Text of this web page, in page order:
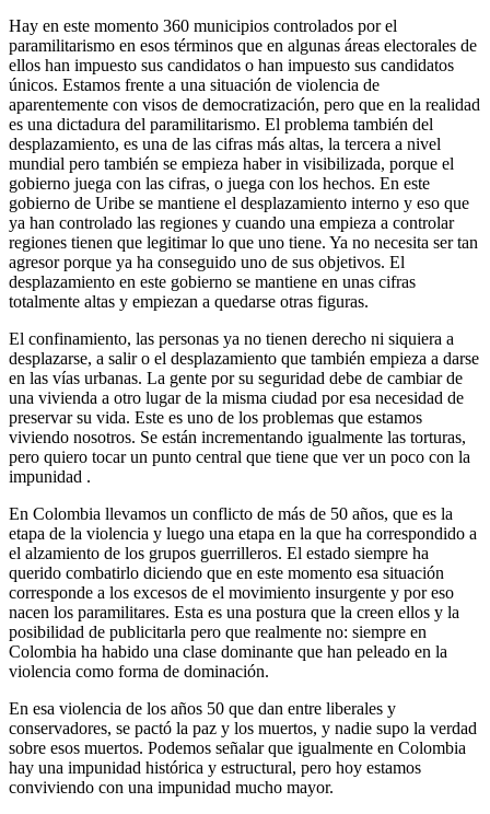
Hay en este momento 360 municipios controlados por el
paramilitarismo en esos términos que en algunas áreas electorales de
ellos han impuesto sus candidatos o han impuesto sus candidatos
únicos. Estamos frente a una situación de violencia de
aparentemente con visos de democratización, pero que en la realidad
es una dictadura del paramilitarismo. El problema también del
desplazamiento, es una de las cifras más altas, la tercera a nivel
mundial pero también se empieza haber in visibilizada, porque el
gobierno juega con las cifras, o juega con los hechos. En este
gobierno de Uribe se mantiene el desplazamiento interno y eso que
ya han controlado las regiones y cuando una empieza a controlar
regiones tienen que legitimar lo que uno tiene. Ya no necesita ser tan
agresor porque ya ha conseguido uno de sus objetivos. El
desplazamiento en este gobierno se mantiene en unas cifras
totalmente altas y empiezan a quedarse otras figuras.
El confinamiento, las personas ya no tienen derecho ni siquiera a
desplazarse, a salir o el desplazamiento que también empieza a darse
en las vías urbanas. La gente por su seguridad debe de cambiar de
una vivienda a otro lugar de la misma ciudad por esa necesidad de
preservar su vida. Este es uno de los problemas que estamos
viviendo nosotros. Se están incrementando igualmente las torturas,
pero quiero tocar un punto central que tiene que ver un poco con la
impunidad .
En Colombia llevamos un conflicto de más de 50 años, que es la
etapa de la violencia y luego una etapa en la que ha correspondido a
el alzamiento de los grupos guerrilleros. El estado siempre ha
querido combatirlo diciendo que en este momento esa situación
corresponde a los excesos de el movimiento insurgente y por eso
nacen los paramilitares. Esta es una postura que la creen ellos y la
posibilidad de publicitarla pero que realmente no: siempre en
Colombia ha habido una clase dominante que han peleado en la
violencia como forma de dominación.
En esa violencia de los años 50 que dan entre liberales y
conservadores, se pactó la paz y los muertos, y nadie supo la verdad
sobre esos muertos. Podemos señalar que igualmente en Colombia
hay una impunidad histórica y estructural, pero hoy estamos
conviviendo con una impunidad mucho mayor.